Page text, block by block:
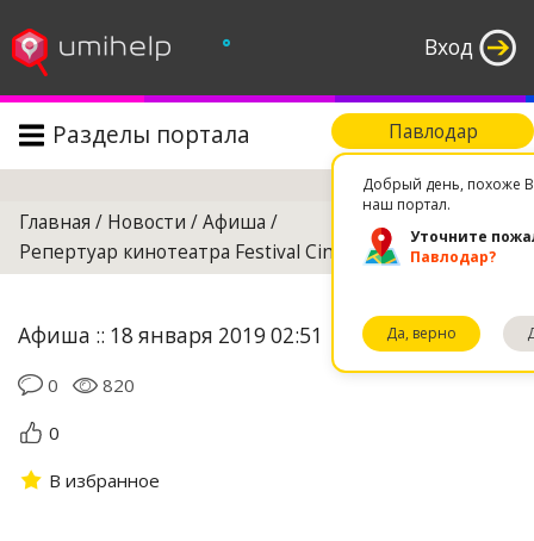
Вход
°
Павлодар
Добрый день, похоже
наш портал.
Уточните
Павлодар?
Да, верно
Разделы портала Поиск
Главная / Новости /Афиша /
Репертуар кинотеатра Festival Cinemа на 25 ноября
Афиша :: 18 января 2019 02:51
0
820
0
В избранное